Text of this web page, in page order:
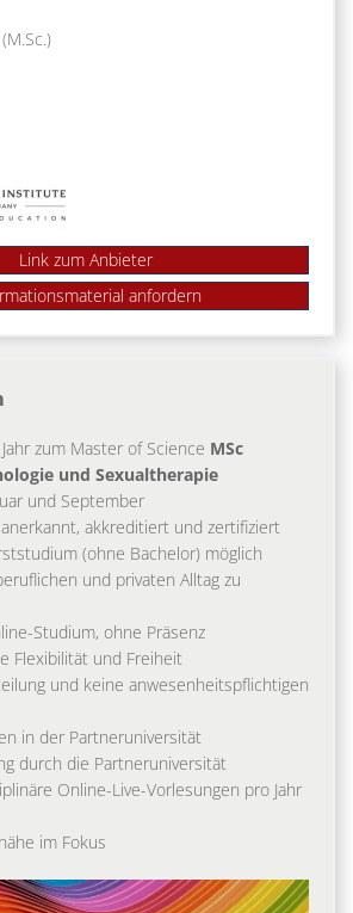
Link zum Anbieter
zum Master of Science MSc
und Sexualtherapie
und September
akkreditiert und zertifiziert
(ohne Bachelor) möglich
und privaten Alltag zu
Studium, ohne Präsenz
Flexibilität und Freiheit
und keine anwesenheitspflichtigen
in der Partneruniversität
durch die Partneruniversität
Online-Live-Vorlesungen pro Jahr
im Fokus